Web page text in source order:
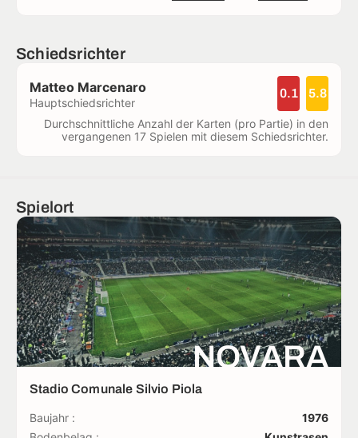
Schiedsrichter
Matteo Marcenaro
Hauptschiedsrichter
0.1 5.8
Durchschnittliche Anzahl der Karten (pro Partie) in den
vergangenen 17 Spielen mit diesem Schiedsrichter.
Spielort
NOVARA
Stadio Comunale Silvio Piola
Baujahr :
1976